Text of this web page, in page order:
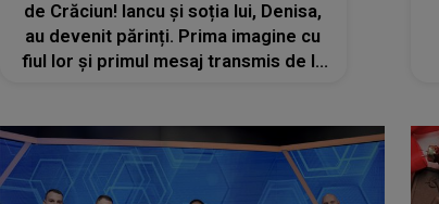
de Crăciun! Iancu și soția lui, Denisa,
au devenit părinți. Prima imagine cu
fiul lor și primul mesaj transmis de la